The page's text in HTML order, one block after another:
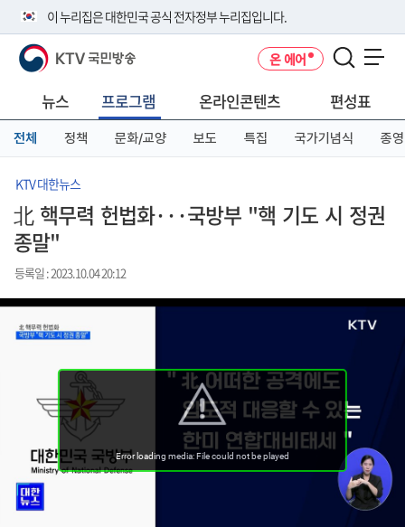
이 누리집은 대한민국 공식 전자정부 누리집입니다.
공식 누리집 주소 확인하기
니다.
이밖에 or.kr 또는 .kr등 다른 도메인 주소를 사용하고 있다면 아래 URL에
서 도메인 주소를 확인해 보세요
KTV 국민방송 온 에어
뉴스 프로그램 온라인콘텐츠 편성표
전체 정책 문화/교양 보도 특집 국가기념식 종영
KTV 대한뉴스
北 핵무력 헌법화···국방부 "핵 기도 시 정권
종말"
등록일 : 2023.10.04 20:12